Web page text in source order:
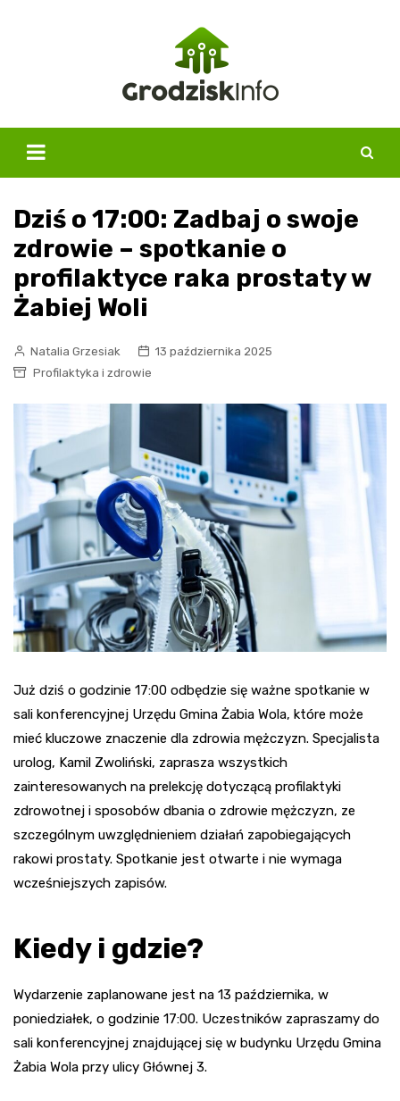
Dziś o 17:00: Zadbaj o swoje
zdrowie – spotkanie o
profilaktyce raka prostaty w
Żabiej Woli
Natalia Grzesiak
13 października 2025
Profilaktyka i zdrowie
Już dziś o godzinie 17:00 odbędzie się ważne spotkanie w
sali konferencyjnej Urzędu Gmina Żabia Wola, które może
mieć kluczowe znaczenie dla zdrowia mężczyzn. Specjalista
urolog, Kamil Zwoliński, zaprasza wszystkich
zainteresowanych na prelekcję dotyczącą profilaktyki
zdrowotnej i sposobów dbania o zdrowie mężczyzn, ze
szczególnym uwzględnieniem działań zapobiegających
rakowi prostaty. Spotkanie jest otwarte i nie wymaga
wcześniejszych zapisów.
Kiedy i gdzie?
Wydarzenie zaplanowane jest na 13 października, w
poniedziałek, o godzinie 17:00. Uczestników zapraszamy do
sali konferencyjnej znajdującej się w budynku Urzędu Gmina
Żabia Wola przy ulicy Głównej 3.